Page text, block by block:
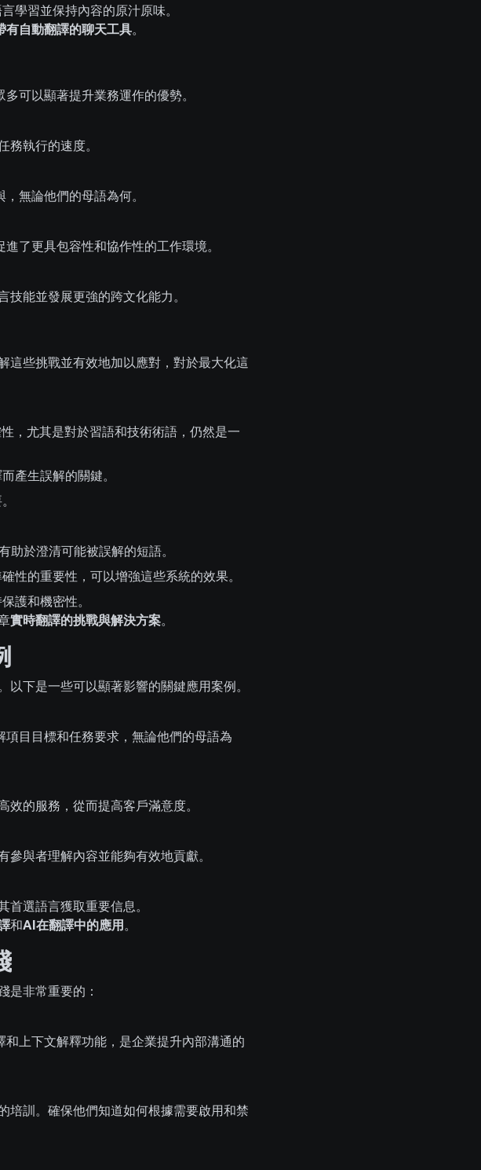
學習並保持內容的原汁原味。
有自動翻譯的聊天工具。
可以顯著提升業務運作的優勢。
務執行的速度。
無論他們的母語為何。
了更具包容性和協作性的工作環境。
能並發展更強的跨文化能力。
這些挑戰並有效地加以應對，對於最大化這
，尤其是對於習語和技術術語，仍然是一
產生誤解的關鍵。
助於澄清可能被誤解的短語。
性的重要性，可以增強這些系統的效果。
護和機密性。
實時翻譯的挑戰與解決方案。
下是一些可以顯著影響的關鍵應用案例。
目目標和任務要求，無論他們的母語為
的服務，從而提高客戶滿意度。
與者理解內容並能夠有效地貢獻。
選語言獲取重要信息。
和AI在翻譯中的應用 。
是非常重要的：
上下文解釋功能，是企業提升內部溝通的
培訓。確保他們知道如何根據需要啟用和禁